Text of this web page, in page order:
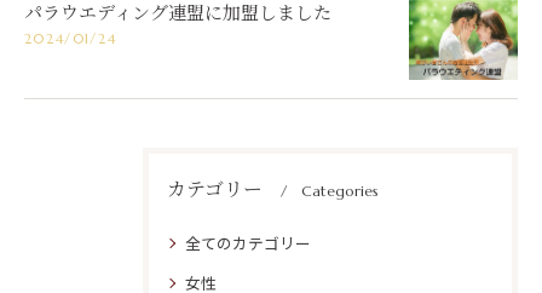
パラウエディング連盟に加盟しました
2024/01/24
カテゴリー Categories
全てのカテゴリー
女性